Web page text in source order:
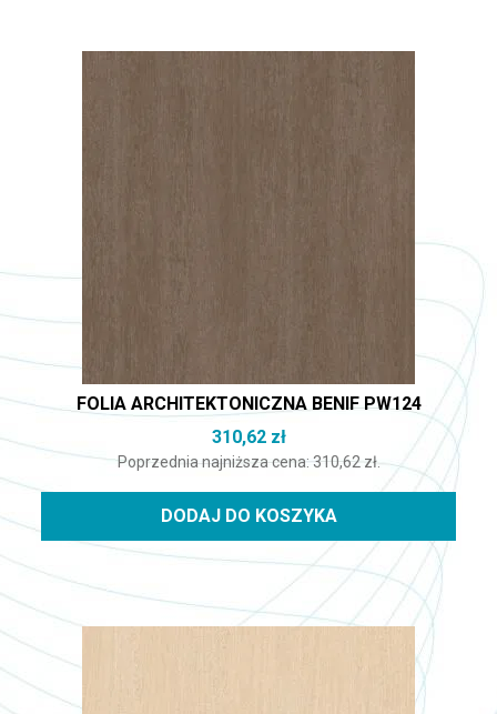
FOLIA ARCHITEKTONICZNA BENIF PW124
310,62 zł
Poprzednia najniższa cena:310,62 zł.
DODAJ DO KOSZYKA